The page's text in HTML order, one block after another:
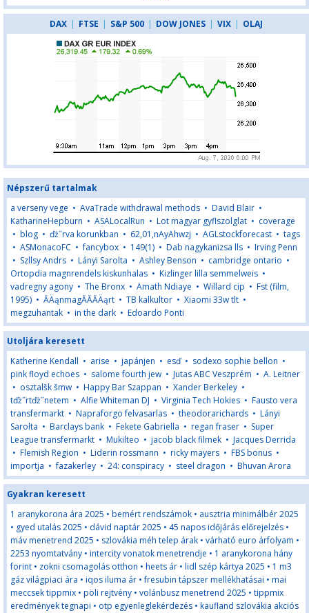
DAX | FTSE | S&P 500 | DOW JONES | VIX | OLAJ
Népszerű tartalmak
a verseny vege • AvaTrade withdrawal methods • David Blair •
KatharineHepburn • ASALocalRun • Lot magyar gyflszolglat • coverage
• blog • ďż˝rva korunkban • 62,01,nAyAhwzj • AGLstockforecast • tags
• ASMonacoFC •fancybox • 149(1) • Dab nagykanizsa lls • Irving Penn
• Szllsy Andrs • Lányi Sarolta • Ashley Benson • cambridge ontario •
Ortopdia magnrendels kiskunhalas • Kizlinger lilla semmelweis •
vadregny agony • The Bronx • Amath Ndiaye • Willard cip • Fst (film,
1995) • ĂÄąnmagĂĂĂÄąrt • TB kalkultor • Xiaomi 33w tlt •
megzuhantak • in the dark • Edoardo Ponti
Utoljára keresett
Katherine Kendall • arise • japánjen • esď• sodexo sophie bellon •
pink floyd echoes • salome fourth jew • Jutas ABC Veszprém • A. Leitner
• osztalšk šmw • Happy Bar Szappan • Xander Berkeley •
tďż˝rtďż˝netem • Alfie Whiteman DJ • Virginia Tech Hokies • Fausto vera
transfermarkt • Napraforgo felvasarlas • theodorarichards • Lányi
Sarolta • Barclays bank • Fekete Gabriella • regan fraser • Super
League transfermarkt • Mukilteo • jacob black filmek • Jacques Derrida
• Flemish Region • Liderin rossmann • ricky mayers • FBS bonus •
importja •fazakerley • 24: conspiracy • steel dragon • Bhuvan Arora
Gyakran keresett
1 aranykorona ára 2025 • bemért rendszámok • ausztria minimálbér 2025
• gyed utalás 2025 • dávid naptár 2025 • 45 napos időjárás előrejelzés •
máv menetrend 2025 • szlovákia méh telep árak • várható euro árfolyam •
2253 nyomtatvány • intercity vonatok menetrendje • 1 aranykorona hány
forint • zokni csomagolás otthon • heets ár • lidl szép kártya 2025 • 1 m3
gáz világpiaci ára • iqos iluma ár •fresubin tápszer mellékhatásai • mai
meccsek tippmix • pöli rejtvény • volánbusz menetrend 2025 • tippmix
eredmények tegnapi • otp egyenleglekérdezés • kaufland szlovákia akciós